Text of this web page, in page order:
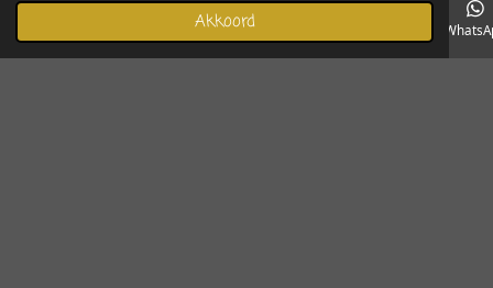
Akkoord
Telefoonnummer